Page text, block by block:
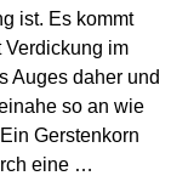
ist. Es kommt
Verdickung im
Auges daher und
so an wie
Gerstenkorn
eine …